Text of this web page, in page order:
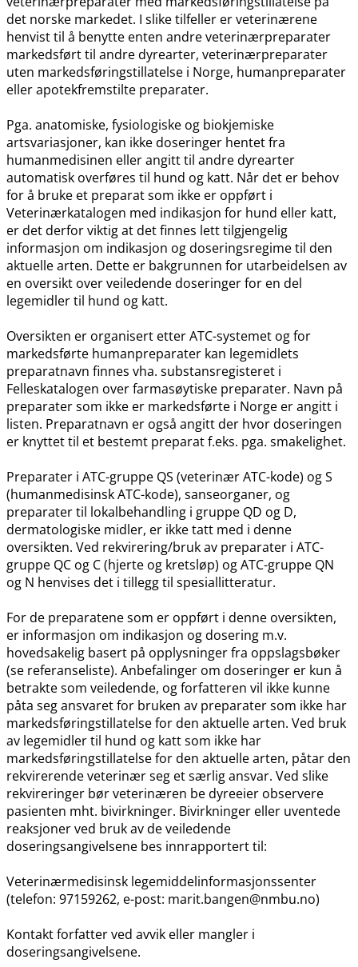
det norske markedet. I slike tilfeller er veterinærene
henvist til å benytte enten andre veterinærpreparater
markedsført til andre dyrearter, veterinærpreparater
uten markedsføringstillatelse i Norge, humanpreparater
eller apotekfremstilte preparater.
Pga. anatomiske, fysiologiske og biokjemiske
artsvariasjoner, kan ikke doseringer hentet fra
humanmedisinen eller angitt til andre dyrearter
automatisk overføres til hund og katt. Når det er behov
for å bruke et preparat som ikke er oppført i
Veterinærkatalogen med indikasjon for hund eller katt,
er det derfor viktig at det finnes lett tilgjengelig
informasjon om indikasjon og doseringsregime til den
aktuelle arten. Dette er bakgrunnen for utarbeidelsen av
en oversikt over veiledende doseringer for en del
legemidler til hund og katt.
Oversikten er organisert etter ATC-systemet og for
markedsførte humanpreparater kan legemidlets
preparatnavn finnes vha. substansregisteret i
Felleskatalogen over farmasøytiske preparater. Navn på
preparater som ikke er markedsførte i Norge er angitt i
listen. Preparatnavn er også angitt der hvor doseringen
er knyttet til et bestemt preparat f.eks. pga. smakelighet.
Preparater i ATC-gruppe QS (veterinær ATC-kode) og S
(humanmedisinsk ATC-kode), sanseorganer, og
preparater til lokalbehandling i gruppe QD og D,
dermatologiske midler, er ikke tatt med i denne
oversikten. Ved rekvirering​/​bruk av preparater i ATC-
gruppe QC og C (hjerte og kretsløp) og ATC-gruppe QN
og N henvises det i tillegg til spesiallitteratur.
For de preparatene som er oppført i denne oversikten,
er informasjon om indikasjon og dosering m.v.
hovedsakelig basert på opplysninger fra oppslagsbøker
(se referanseliste). Anbefalinger om doseringer er kun å
betrakte som veiledende, og forfatteren vil ikke kunne
påta seg ansvaret for bruken av preparater som ikke har
markedsføringstillatelse for den aktuelle arten. Ved bruk
av legemidler til hund og katt som ikke har
markedsføringstillatelse for den aktuelle arten, påtar den
rekvirerende veterinær seg et særlig ansvar. Ved slike
rekvireringer bør veterinæren be dyreeier observere
pasienten mht. bivirkninger. Bivirkninger eller uventede
reaksjoner ved bruk av de veiledende
doseringsangivelsene bes innrapportert til:
Veterinærmedisinsk legemiddelinformasjonssenter
(telefon: 97159262, e-post: marit.bangen@nmbu.no)
Kontakt forfatter ved avvik eller mangler i
doseringsangivelsene.